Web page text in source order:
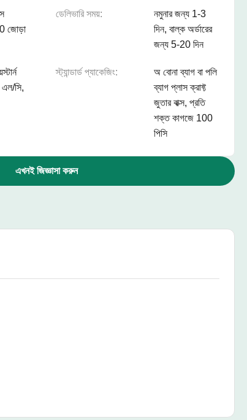
জোড়া
ডেলিভারি সময়:
নমুনার জন্য 1-3
দিন, বাল্ক অর্ডারের
জন্য 5-20 দিন
সি,
স্ট্যান্ডার্ড প্যাকেজিং:
অ বোনা ব্যাগ বা পলি
ব্যাগ প্লাস ক্রাফ্ট
জুতার বাক্স, প্রতি
শক্ত কাগজে 100
পিসি
এখনই জিজ্ঞাসা করুন